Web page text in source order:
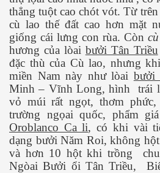
thẳng tuột cao chót vót. Từ
cù lao thế đất cao hơn mặt
giống cái lưng con rùa. Còn
hương của lòai bưởi Tân Triều
đặc thù của Cù lao, nhưng
miền Nam này như lòai bưởi
Minh – Vĩnh Long, hình
trái
vỏ múi rất ngọt, thơm phức,
trường ngọai quốc, phẩm
Oroblanco Ca li, có khi vài
dạng bưởi Năm Roi, không
và hơn 10 hột khi trồng
Ngòai Bưởi ổi Tân Triều,
- P 1
thời nay - Phần 1